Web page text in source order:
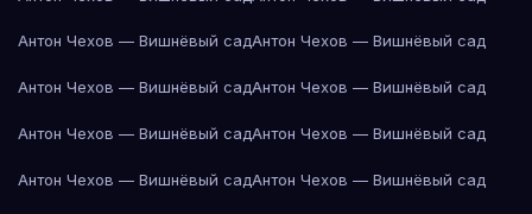
Антон Чехов — Вишнёвый садАнтон Чехов — Вишнёвый сад
Антон Чехов — Вишнёвый садАнтон Чехов — Вишнёвый сад
Антон Чехов — Вишнёвый садАнтон Чехов — Вишнёвый сад
Антон Чехов — Вишнёвый садАнтон Чехов — Вишнёвый сад